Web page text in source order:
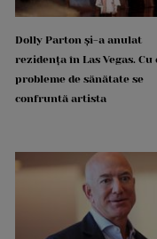
Dolly Parton și-a anulat
rezidența în Las Vegas. Cu
probleme de sănătate se
confruntă artista